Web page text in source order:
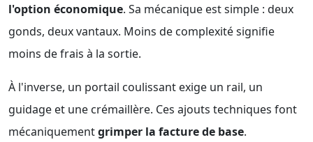
l'option économique. Sa mécanique est simple : deux
gonds, deux vantaux. Moins de complexité signifie
moins de frais à la sortie.
À l'inverse, un portail coulissant exige un rail, un
guidage et une crémaillère. Ces ajouts techniques font
mécaniquementgrimper la facture de base.